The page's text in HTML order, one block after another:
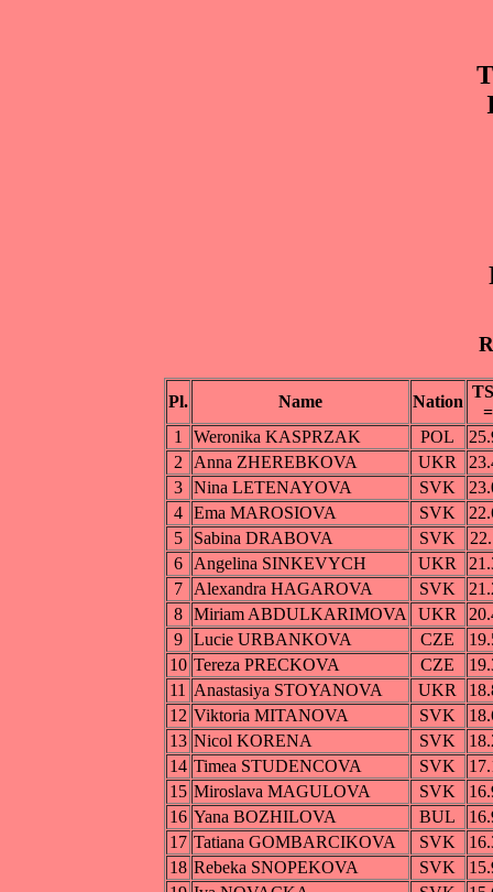
Pl. Name Nation
=
1
Weronika KASPRZAK POL
2
Anna ZHEREBKOVA UKR
3
Nina LETENAYOVA SVK
4
Ema MAROSIOVA SVK
5
Sabina DRABOVA SVK
6
Angelina SINKEVYCH UKR
7
Alexandra HAGAROVA SVK
8
Miriam ABDULKARIMOVA UKR
9
Lucie URBANKOVA CZE
10 Tereza PRECKOVA CZE
11
Anastasiya STOYANOVA UKR
12 Viktoria MITANOVA SVK
13 Nicol KORENA SVK
14 Timea STUDENCOVA SVK
15 Miroslava MAGULOVA SVK
16 Yana BOZHILOVA BUL
17 Tatiana GOMBARCIKOVA SVK
18 Rebeka SNOPEKOVA SVK